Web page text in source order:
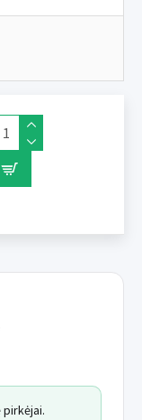
aliejai ir
17 %,
į šuns
vandens
nuo džiūvimo